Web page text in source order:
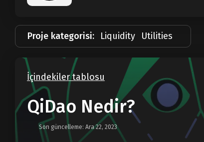
Proje kategorisi: Liquidity Utilities
İçindekiler tablosu
QiDao Nedir?
Son güncelleme: Ara 22, 2023